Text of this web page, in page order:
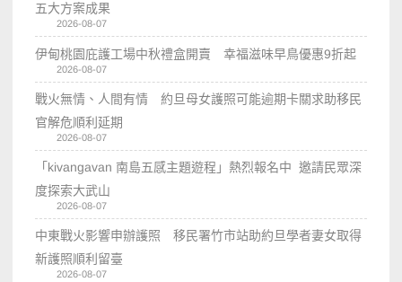
五大方案成果
2026-08-07
伊甸桃園庇護工場中秋禮盒開賣 幸福滋味早鳥優惠9折起
2026-08-07
戰火無情、人間有情 約旦母女護照可能逾期卡關求助移民
官解危順利延期
2026-08-07
「kivangavan 南島五感主題遊程」熱烈報名中 邀請民眾深
度探索大武山
2026-08-07
中東戰火影響申辦護照 移民署竹市站助約旦學者妻女取得
新護照順利留臺
2026-08-07